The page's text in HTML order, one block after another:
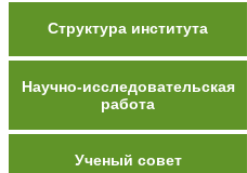
Структура института
Научно-исследовательская
работа
Ученый совет